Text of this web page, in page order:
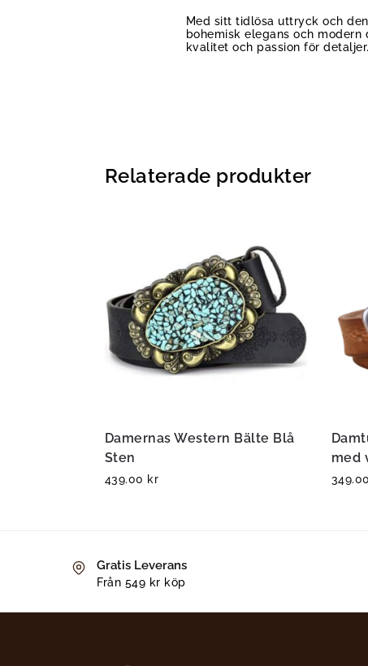
Med sitt tidlösa uttryck och
bohemisk elegans och
kvalitet och passion för detaljer.
Relaterade produkter
Damernas Western Bälte Blå
Sten
439.00 kr
med
349.00
Gratis Leverans
Från 549 kr köp